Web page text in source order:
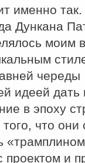
именно
Дункана
моим
череды
идеей
в эпоху
что
и